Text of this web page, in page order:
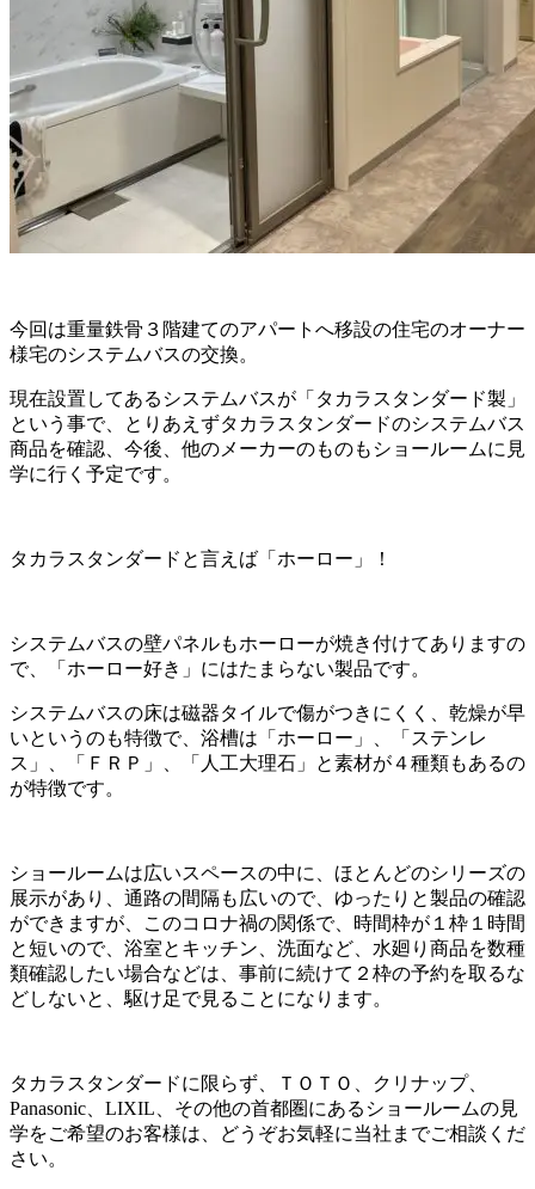
今回は重量鉄骨３階建てのアパートへ移設の住宅のオーナー
様宅のシステムバスの交換。
現在設置してあるシステムバスが「タカラスタンダード製」
という事で、とりあえずタカラスタンダードのシステムバス
商品を確認、今後、他のメーカーのものもショールームに見
学に行く予定です。
タカラスタンダードと言えば「ホーロー」！
システムバスの壁パネルもホーローが焼き付けてありますの
で、「ホーロー好き」にはたまらない製品です。
システムバスの床は磁器タイルで傷がつきにくく、乾燥が早
いというのも特徴で、浴槽は「ホーロー」、「ステンレ
ス」、「ＦＲＰ」、「人工大理石」と素材が４種類もあるの
が特徴です。
ショールームは広いスペースの中に、ほとんどのシリーズの
展示があり、通路の間隔も広いので、ゆったりと製品の確認
ができますが、このコロナ禍の関係で、時間枠が１枠１時間
と短いので、浴室とキッチン、洗面など、水廻り商品を数種
類確認したい場合などは、事前に続けて２枠の予約を取るな
どしないと、駆け足で見ることになります。
タカラスタンダードに限らず、ＴＯＴＯ、クリナップ、
Panasonic、LIXIL、その他の首都圏にあるショールームの見
学をご希望のお客様は、どうぞお気軽に当社までご相談くだ
さい。